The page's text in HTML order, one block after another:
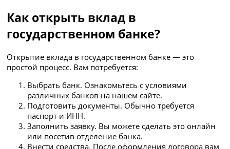
Как открыть вклад в
государственном банке?
Открытие вклада в государственном банке — это
простой процесс. Вам потребуется:
Выбрать банк. Ознакомьтесь с условиями
различных банков на нашем сайте.
Подготовить документы. Обычно требуется
паспорт и ИНН.
Заполнить заявку. Вы можете сделать это онлайн
или посетив отделение банка.
Внести средства. После оформления договора вам